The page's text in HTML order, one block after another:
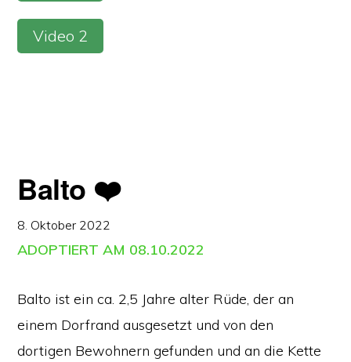
Video 2
Balto ❤️
8. Oktober 2022
ADOPTIERT AM 08.10.2022
Balto ist ein ca. 2,5 Jahre alter Rüde, der an
einem Dorfrand ausgesetzt und von den
dortigen Bewohnern gefunden und an die Kette